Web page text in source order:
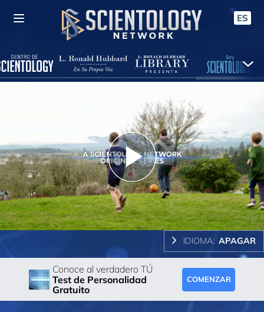
ES
Play
Video
IDIOMA: APAGAR
Conoce al verdadero TÚ
Test de Personalidad
Gratuito
COMENZAR